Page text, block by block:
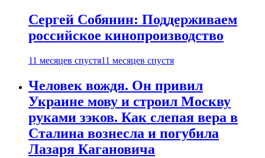
Сергей Собянин: Поддерживаем
российское кинопроизводство
11 месяцев спустя11 месяцев спустя
Человек вождя. Он привил
Украине мову и строил Москву
руками зэков. Как слепая вера в
Сталина вознесла и погубила
Лазаря Кагановича